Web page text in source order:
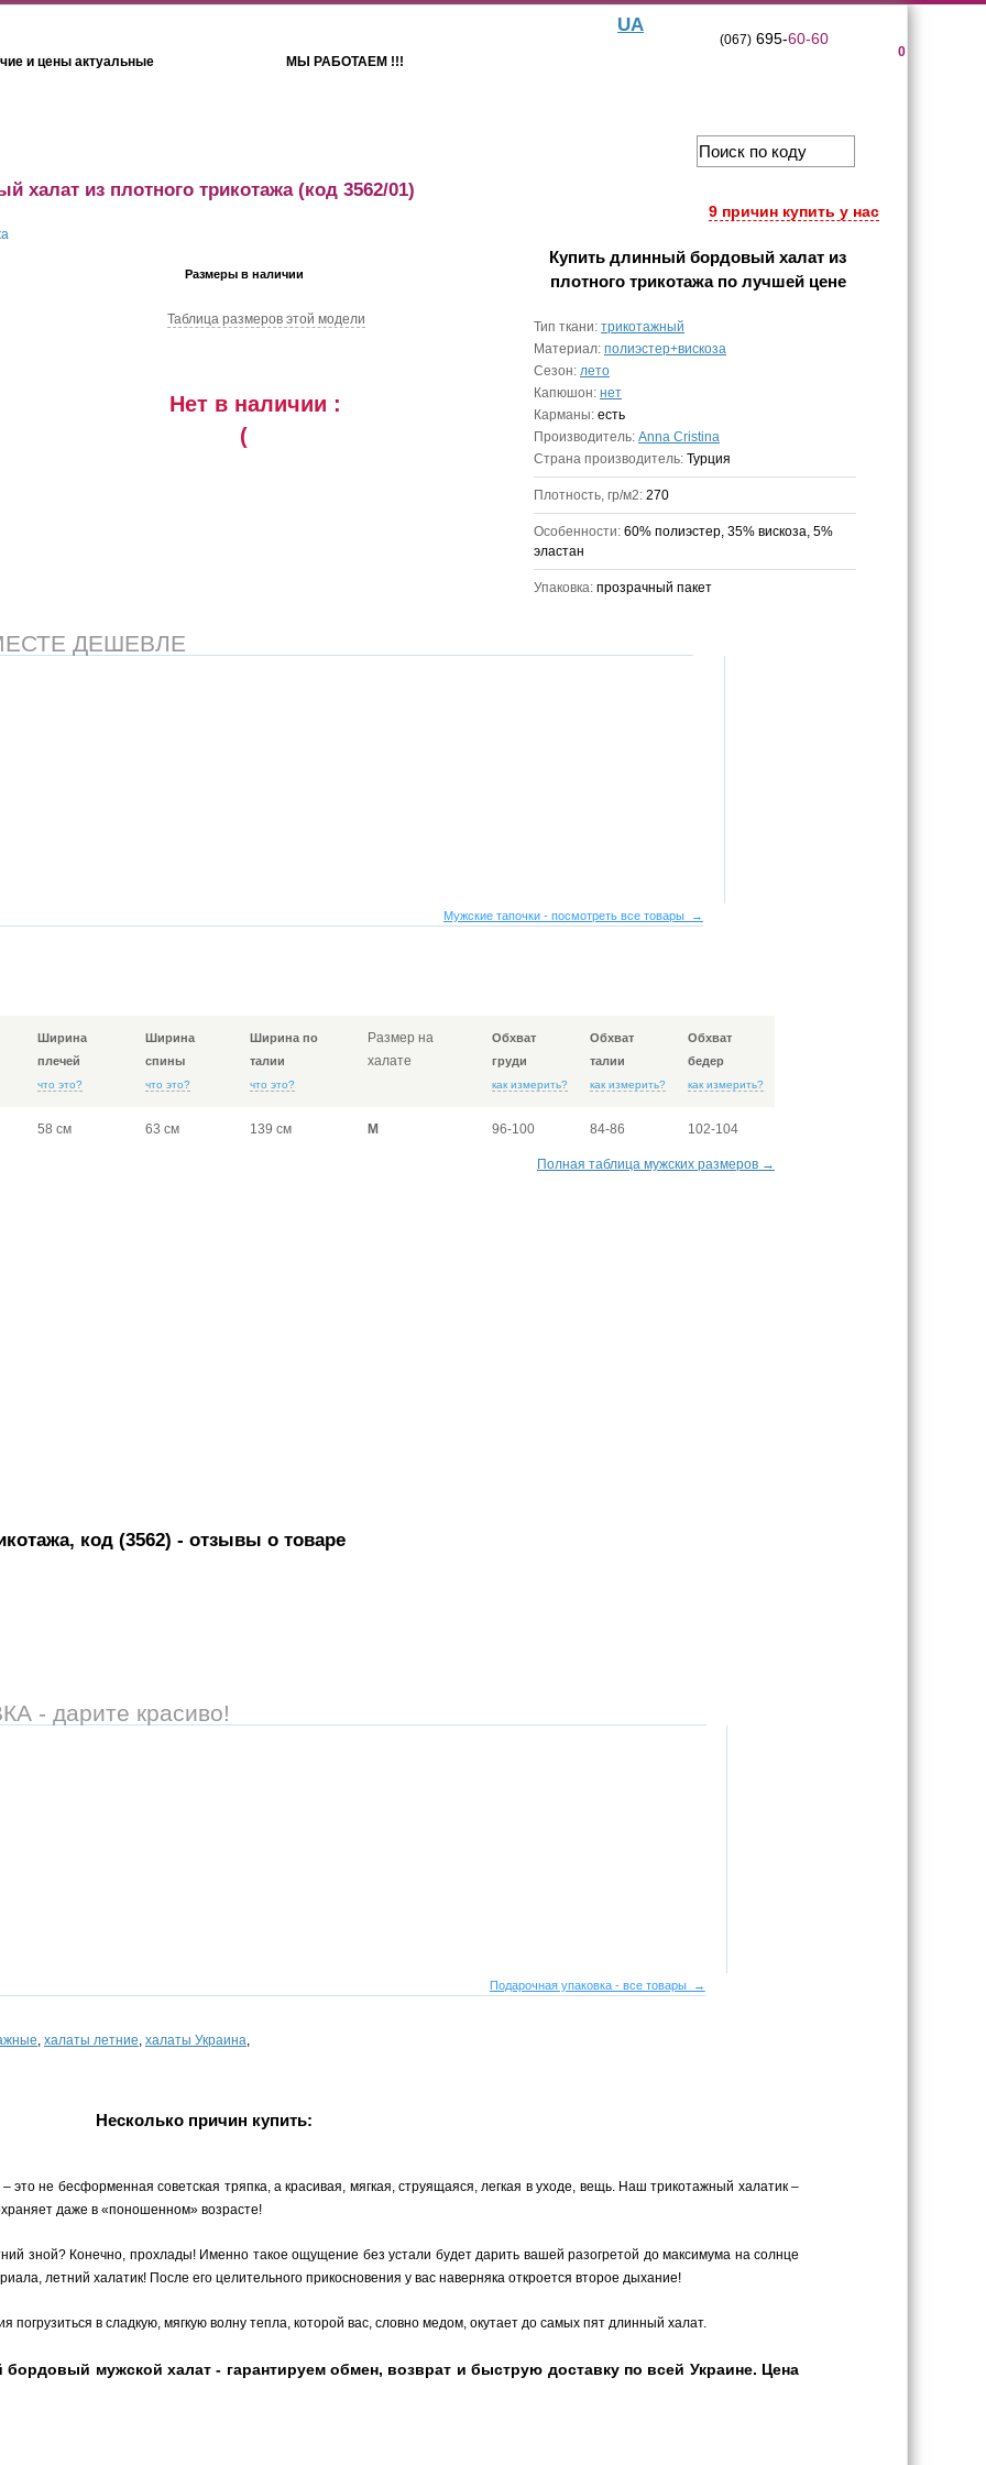
и цены актуальные МЫ РАБОТАЕМ !!!
UA
0
(067)695-60-60
9 причин купить у нас
халат из плотного трикотажа(код 3562/01)
Размеры в наличии
Таблица размеров этой модели
Нет в наличии :
(
Купить длинный бордовый халат из
плотного трикотажапо лучшей цене
Тип ткани: трикотажный
Материал: полиэстер+вискоза
Сезон: лето
Капюшон: нет
Карманы: есть
Производитель: Anna Cristina
Страна производитель: Турция
Плотность, гр/м2: 270
Особенности: 60% полиэстер, 35% вискоза, 5%
эластан
Упаковка: прозрачный пакет
ДЕШЕВЛЕ
Мужские тапочки - посмотреть все товары →
Ширина
плечей
что это?
Ширина
спины
что это?
Ширина по
талии
что это?
Размер на
халате
Обхват
груди
как измерить?
Обхват
талии
как измерить?
Обхват
бедер
как измерить?
58 см 63 см 139 см M 96-100 84-86 102-104
Полная таблица мужских размеров →
код (3562) - отзывы о товаре
- дарите красиво!
Подарочная упаковка - все товары →
, халаты летние, халаты Украина,
Несколько причин купить:
это не бесформенная советская тряпка, а красивая, мягкая, струящаяся, легкая в уходе, вещь. Наш трикотажный халатик –
даже в «поношенном» возрасте!
зной? Конечно, прохлады! Именно такое ощущение без устали будет дарить вашей разогретой до максимума на солнце
летний халатик! После его целительного прикосновения у вас наверняка откроется второе дыхание!
погрузиться в сладкую, мягкую волну тепла, которой вас, словно медом, окутает до самых пят длинный халат.
мужской халат - гарантируем обмен, возврат и быструю доставку по всей Украине. Цена